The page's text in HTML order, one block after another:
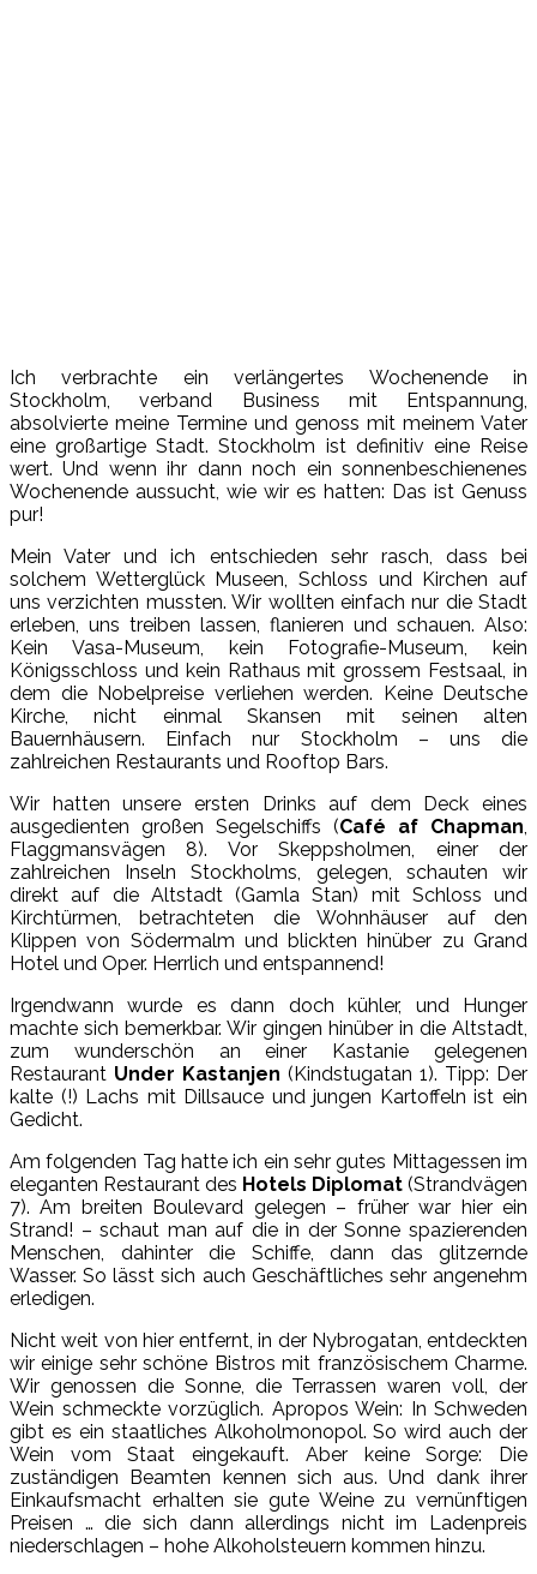
Ich verbrachte ein verlängertes Wochenende in
Stockholm, verband Business mit Entspannung,
absolvierte meine Termine und genoss mit meinem Vater
eine großartige Stadt. Stockholm ist definitiv eine Reise
wert. Und wenn ihr dann noch ein sonnenbeschienenes
Wochenende aussucht, wie wir es hatten: Das ist Genuss
pur!
Mein Vater und ich entschieden sehr rasch, dass bei
solchem Wetterglück Museen, Schloss und Kirchen auf
uns verzichten mussten. Wir wollten einfach nur die Stadt
erleben, uns treiben lassen, flanieren und schauen. Also:
Kein Vasa-Museum, kein Fotografie-Museum, kein
Königsschloss und kein Rathaus mit grossem Festsaal, in
dem die Nobelpreise verliehen werden. Keine Deutsche
Kirche, nicht einmal Skansen mit seinen alten
Bauernhäusern. Einfach nur Stockholm – uns die
zahlreichen Restaurants und Rooftop Bars.
Wir hatten unsere ersten Drinks auf dem Deck eines
ausgedienten großen Segelschiffs (Café af Chapman
Flaggmansvägen 8). Vor Skeppsholmen, einer der
zahlreichen Inseln Stockholms, gelegen, schauten wir
direkt auf die Altstadt (Gamla Stan) mit Schloss und
Kirchtürmen, betrachteten die Wohnhäuser auf den
Klippen von Södermalm und blickten hinüber zu Grand
Hotel und Oper. Herrlich und entspannend!
Irgendwann wurde es dann doch kühler, und Hunger
machte sich bemerkbar. Wir gingen hinüber in die Altstadt,
zum wunderschön an einer Kastanie gelegenen
Restaurant Under Kastanjen (Kindstugatan 1). Tipp: Der
kalte (!) Lachs mit Dillsauce und jungen Kartoffeln ist ein
Gedicht.
Am folgenden Tag hatte ich ein sehr gutes Mittagessen im
eleganten Restaurant des Hotels Diplomat (Strandvägen
7). Am breiten Boulevard gelegen – früher war hier ein
Strand! – schaut man auf die in der Sonne spazierenden
Menschen, dahinter die Schiffe, dann das glitzernde
Wasser. So lässt sich auch Geschäftliches sehr angenehm
erledigen.
Nicht weit von hier entfernt, in der Nybrogatan, entdeckten
wir einige sehr schöne Bistros mit französischem Charme.
Wir genossen die Sonne, die Terrassen waren voll, der
Wein schmeckte vorzüglich. Apropos Wein: In Schweden
gibt es ein staatliches Alkoholmonopol. So wird auch der
Wein vom Staat eingekauft. Aber keine Sorge: Die
zuständigen Beamten kennen sich aus. Und dank ihrer
Einkaufsmacht erhalten sie gute Weine zu vernünftigen
Preisen … die sich dann allerdings nicht im Ladenpreis
niederschlagen – hohe Alkoholsteuern kommen hinzu.